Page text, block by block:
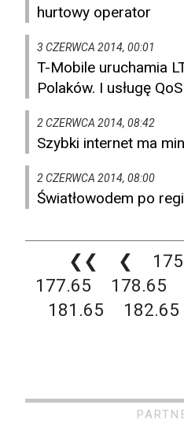
hurtowy operator
3 CZERWCA 2014, 00:01
T-Mobile uruchamia
Polaków. I usługę QoS
2 CZERWCA 2014, 08:42
Szybki internet ma
2 CZERWCA 2014, 08:00
Światłowodem po
❮❮ ❮
177.65
178.65
181.65
182.65